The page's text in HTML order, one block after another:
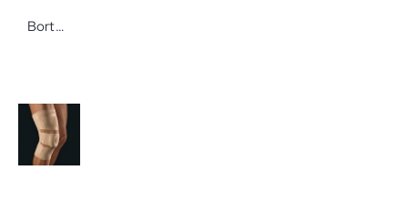
Bort BORT Select TaloStabil Gr. M links haut Knöchelbandage zur Unterstützung der Haltefunktion der Bänder